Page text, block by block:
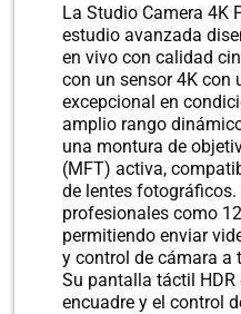
La Studio Camera 4K
estudio avanzada
en vivo con calidad
con un sensor 4K con
excepcional en
amplio rango
una montura de
(MFT) activa,
de lentes
profesionales como
permitiendo enviar
y control de cámara a
Su pantalla táctil
encuadre y el control